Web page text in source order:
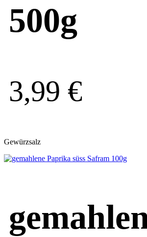
500g
3,99 €
Gewürzsalz